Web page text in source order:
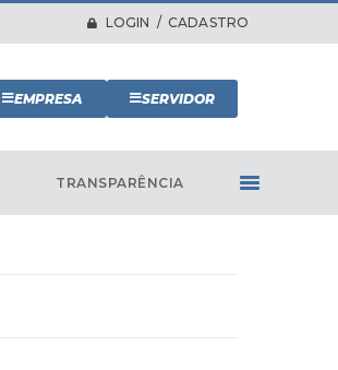
LOGIN / CADASTRO
EMPRESA SERVIDOR
TRANSPARÊNCIA